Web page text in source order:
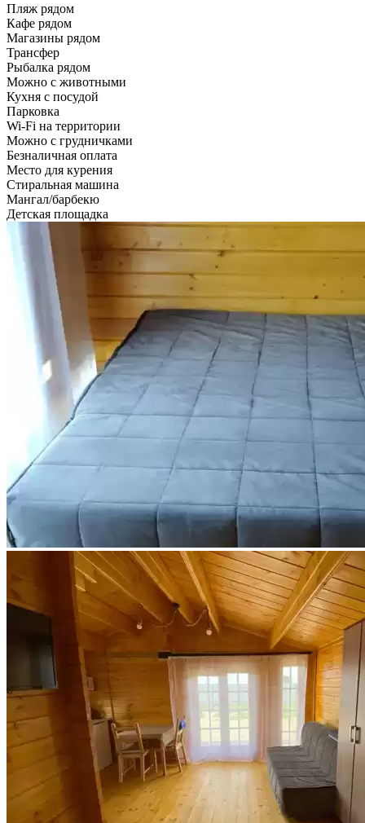
Пляж рядом
Кафе рядом
Магазины рядом
Трансфер
Рыбалка рядом
Можно с животными
Кухня с посудой
Парковка
Wi-Fi на территории
Можно с грудничками
Безналичная оплата
Место для курения
Стиральная машина
Мангал/барбекю
Детская площадка